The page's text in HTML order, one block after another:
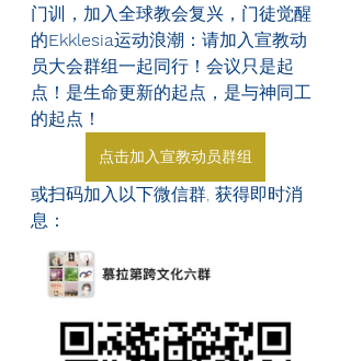
门训，加入全球教会复兴，门徒觉醒
的Ekklesia运动浪潮：请加入宣教动
员大会群组一起同行！会议只是起
点！是生命更新的起点，是与神同工
的起点！
点击加入宣教动员群组
或扫码加入以下微信群, 获得即时消
息：